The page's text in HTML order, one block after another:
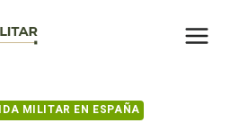
MILITAR EN ESPAÑA